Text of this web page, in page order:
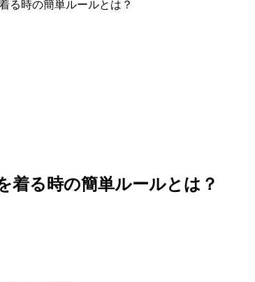
る時の簡単ルールとは？
着る時の簡単ルールとは？